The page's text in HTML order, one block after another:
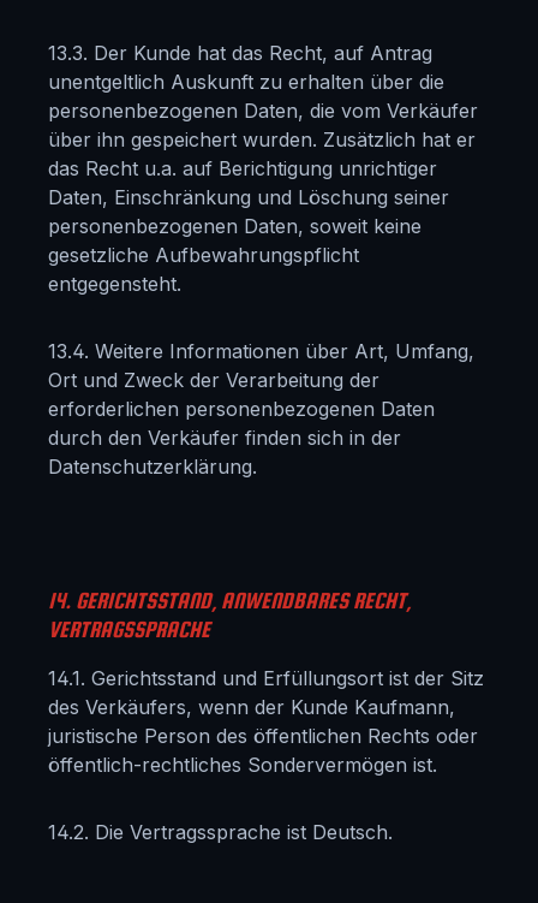
13.3. Der Kunde hat das Recht, auf Antrag
unentgeltlich Auskunft zu erhalten über die
personenbezogenen Daten, die vom Verkäufer
über ihn gespeichert wurden. Zusätzlich hat er
das Recht u.a. auf Berichtigung unrichtiger
Daten, Einschränkung und Löschung seiner
personenbezogenen Daten, soweit keine
gesetzliche Aufbewahrungspflicht
entgegensteht.
13.4. Weitere Informationen über Art, Umfang,
Ort und Zweck der Verarbeitung der
erforderlichen personenbezogenen Daten
durch den Verkäufer finden sich in der
Datenschutzerklärung.
14. GERICHTSSTAND, ANWENDBARES RECHT,
VERTRAGSSPRACHE
14.1. Gerichtsstand und Erfüllungsort ist der Sitz
des Verkäufers, wenn der Kunde Kaufmann,
juristische Person des öffentlichen Rechts oder
öffentlich-rechtliches Sondervermögen ist.
14.2. Die Vertragssprache ist Deutsch.